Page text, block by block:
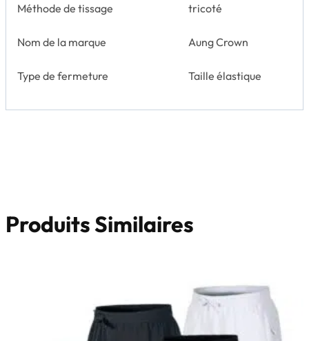
Méthode de tissage tricoté
Nom de la marque Aung Crown
Type de fermeture Taille élastique
Produits Similaires